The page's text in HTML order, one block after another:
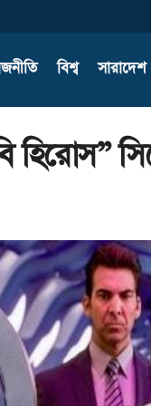
বিশ্ব সারাদেশ
হিরোস”